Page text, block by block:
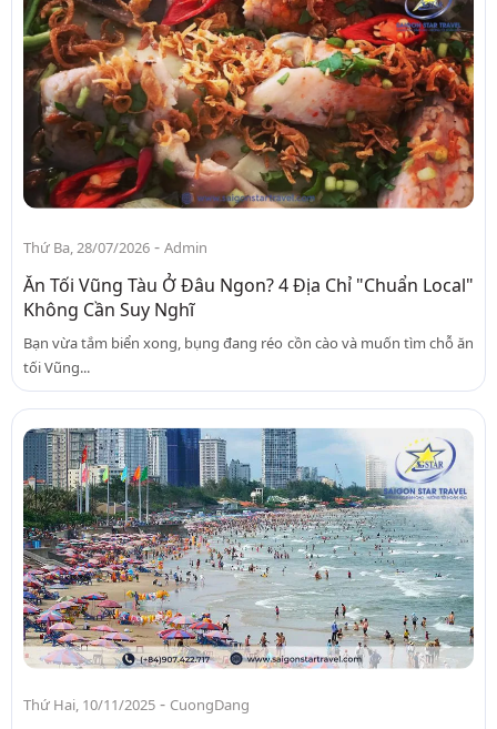
Thứ Ba, 28/07/2026 - Admin
Ăn Tối Vũng Tàu Ở Đâu Ngon? 4 Địa Chỉ "Chuẩn Local"
Không Cần Suy Nghĩ
Bạn vừa tắm biển xong, bụng đang réo cồn cào và muốn tìm chỗ ăn
tối Vũng...
Thứ Hai, 10/11/2025 - CuongDang